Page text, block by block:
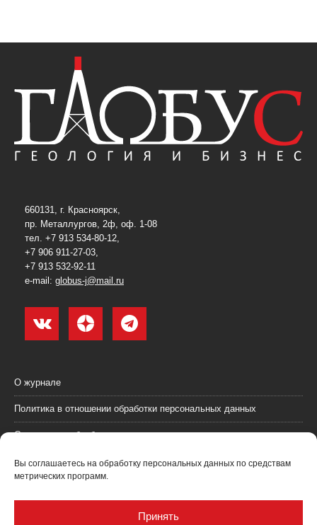
Вы соглашаетесь на обработку персональных данных по средствам
метрических программ.
Принять
660131, г. Красноярск,
пр. Металлургов, 2ф, оф. 1-08
тел. +7 913 534-80-12,
+7 906 911-27-03,
+7 913 532-92-11
e-mail: globus-j@mail.ru
О журнале
Политика в отношении обработки персональных данных
Согласие на обработку персональных данных
Пользовательское соглашение (оферта)